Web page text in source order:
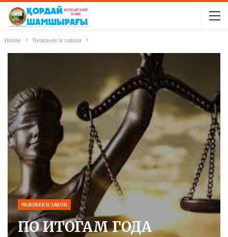
Home Человек и закон
ЧЕЛОВЕК И ЗАКОН
ПО ИТОГАМ ГОДА